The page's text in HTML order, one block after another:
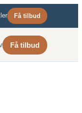
Få tilbud
Få tilbud